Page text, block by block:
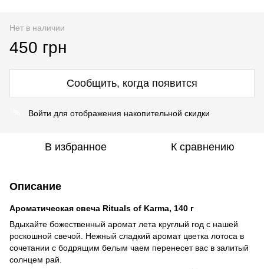
Нет в наличии
450 грн
Сообщить, когда появится
Войти для отображения накопительной скидки
В избранное К сравнению
Описание
Ароматическая свеча Rituals of Karma, 140 г
Вдыхайте божественный аромат лета круглый год с нашей
роскошной свечой. Нежный сладкий аромат цветка лотоса в
сочетании с бодрящим белым чаем перенесет вас в залитый
солнцем рай.